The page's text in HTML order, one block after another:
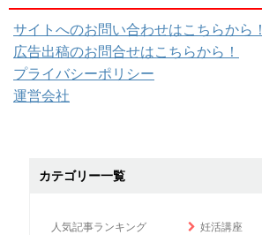
サイトへのお問い合わせはこちらから！
広告出稿のお問合せはこちらから！
プライバシーポリシー
運営会社
カテゴリー一覧
人気記事ランキング 妊活講座